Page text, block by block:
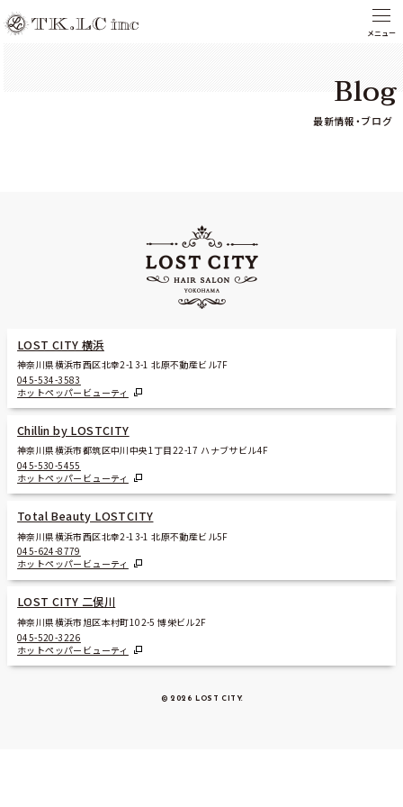
Blog
最新情報・ブログ
LOST CITY 横浜
神奈川県横浜市西区北幸2-13-1 北原不動産ビル7F
045-534-3583
ホットペッパービューティ
Chillin by LOSTCITY
神奈川県横浜市都筑区中川中央1丁目22-17 ハナブサビル4F
045-530-5455
ホットペッパービューティ
Total Beauty LOSTCITY
神奈川県横浜市西区北幸2-13-1 北原不動産ビル5F
045-624-8779
ホットペッパービューティ
LOST CITY 二俣川
神奈川県横浜市旭区本村町102-5 博栄ビル2F
045-520-3226
ホットペッパービューティ
© 2026 LOST CITY.